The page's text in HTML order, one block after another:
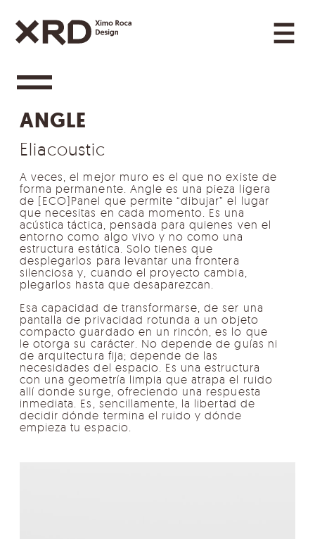
Saltar al contenido
Navegación principal
Categories Navigation
ANGLE
Eliacoustic
A veces, el mejor muro es el que no existe de
forma permanente. Angle es una pieza ligera
de [ECO]Panel que permite “dibujar” el lugar
que necesitas en cada momento. Es una
acústica táctica, pensada para quienes ven el
entorno como algo vivo y no como una
estructura estática. Solo tienes que
desplegarlos para levantar una frontera
silenciosa y, cuando el proyecto cambia,
plegarlos hasta que desaparezcan.
Esa capacidad de transformarse, de ser una
pantalla de privacidad rotunda a un objeto
compacto guardado en un rincón, es lo que
le otorga su carácter. No depende de guías ni
de arquitectura fija; depende de las
necesidades del espacio. Es una estructura
con una geometría limpia que atrapa el ruido
allí donde surge, ofreciendo una respuesta
inmediata. Es, sencillamente, la libertad de
decidir dónde termina el ruido y dónde
empieza tu espacio.